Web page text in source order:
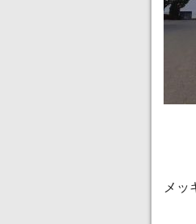
メ